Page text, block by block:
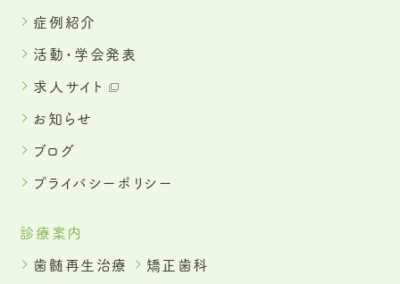
症例紹介
活動・学会発表
求人サイト
お知らせ
ブログ
プライバシーポリシー
診療案内
歯髄再生治療
矯正歯科